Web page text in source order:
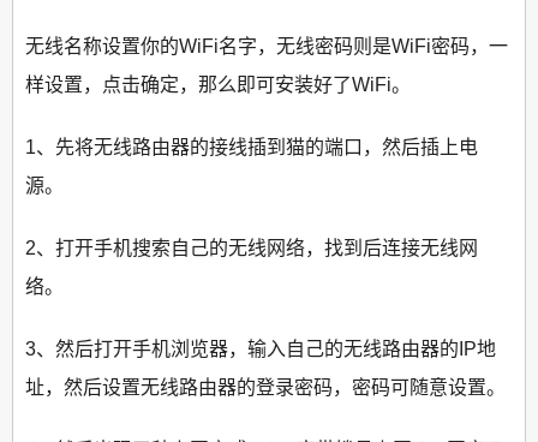
无线名称设置你的WiFi名字，无线密码则是WiFi密码，一
样设置，点击确定，那么即可安装好了WiFi。
1、先将无线路由器的接线插到猫的端口，然后插上电
源。
2、打开手机搜索自己的无线网络，找到后连接无线网
络。
3、然后打开手机浏览器，输入自己的无线路由器的IP地
址，然后设置无线路由器的登录密码，密码可随意设置。